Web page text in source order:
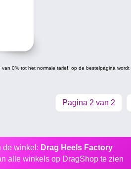
van 0% tot het normale tarief, op de bestelpagina
Pagina 2 van 2
de winkel: Drag Heels Factory
alle winkels op DragShop te zien